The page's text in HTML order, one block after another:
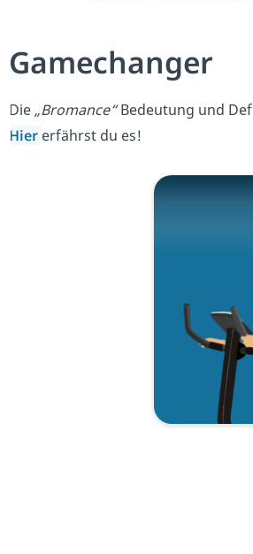
Gamechanger
Die„Bromance“Bedeutung und
Hier erfährst du es!